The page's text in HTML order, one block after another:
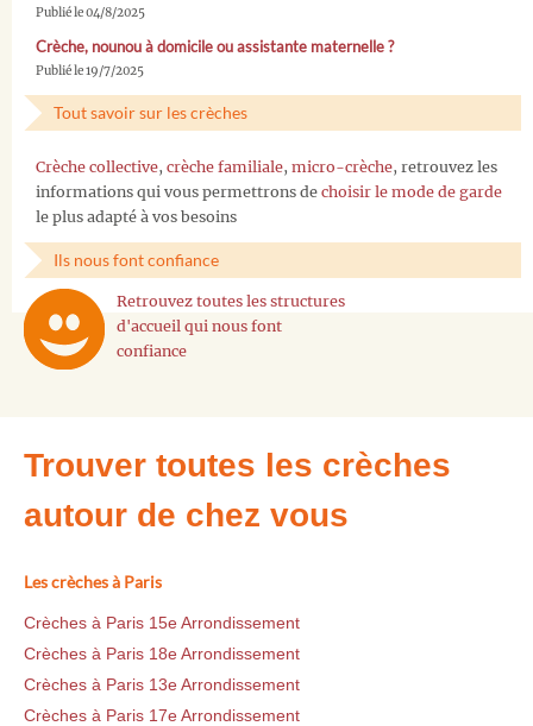
Publié le 04/8/2025
Crèche, nounou à domicile ou assistante maternelle ?
Publié le 19/7/2025
Tout savoir sur les crèches
Crèche collective, crèche familiale, micro-crèche, retrouvez les
informations qui vous permettrons de choisir le mode de garde
le plus adapté à vos besoins
Ils nous font confiance
Retrouvez toutes les structures
d'accueil qui nous font
confiance
Trouver toutes les crèches
autour de chez vous
Les crèches à Paris
Crèches à Paris 15e Arrondissement
Crèches à Paris 18e Arrondissement
Crèches à Paris 13e Arrondissement
Crèches à Paris 17e Arrondissement